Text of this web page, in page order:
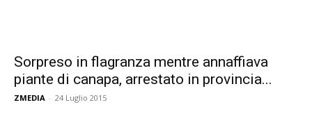
Sorpreso in flagranza mentre annaffiava
piante di canapa, arrestato in provincia...
ZMEDIA - 24 Luglio 2015